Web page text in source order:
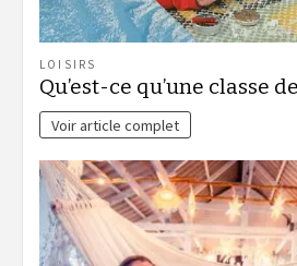
LOISIRS
Qu’est-ce qu’une classe
Voir article complet